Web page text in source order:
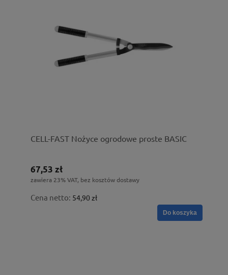
CELL-FAST Nożyce ogrodowe proste BASIC
67,53 zł
zawiera 23% VAT, bez kosztów dostawy
Cena netto: 54,90 zł
Do koszyka